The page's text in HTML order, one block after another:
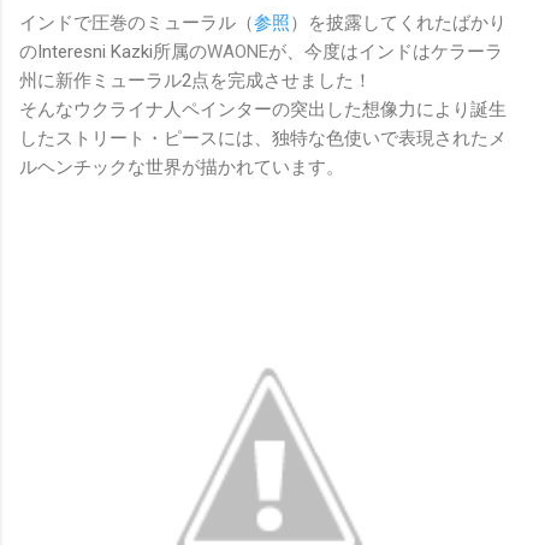
インドで圧巻のミューラル（参照）を披露してくれたばかり
のInteresni Kazki所属のWAONEが、今度はインドはケラーラ
州に新作ミューラル2点を完成させました！
そんなウクライナ人ペインターの突出した想像力により誕生
したストリート・ピースには、独特な色使いで表現されたメ
ルヘンチックな世界が描かれています。